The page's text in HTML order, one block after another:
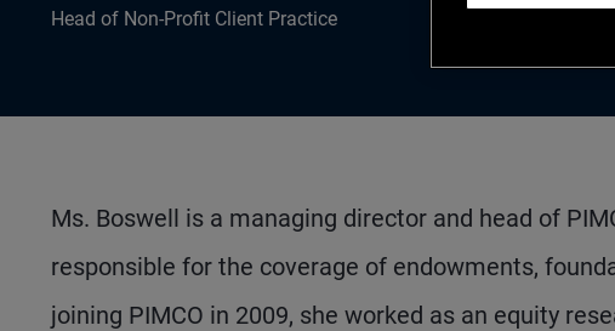
Head of Non-Profit Client Practice
Ms. Boswell is a managing director and head of
responsible for the coverage of endowments,
joining PIMCO in 2009, she worked as an equity